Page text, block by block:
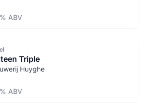
ABV
Triple
Huyghe
ABV